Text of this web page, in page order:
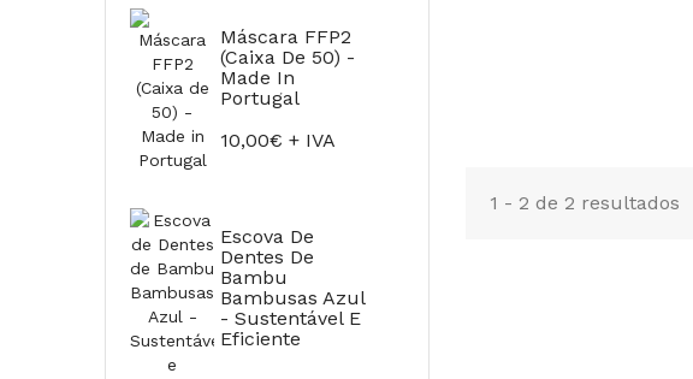
Máscara FFP2
(Caixa De 50) -
Made In
Portugal
10,00€ + IVA
Escova De
Dentes De
Bambu
Bambusas Azul
- Sustentável E
Eficiente
1 - 2 de 2 resultados